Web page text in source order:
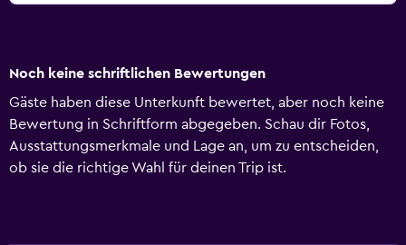
Noch keine schriftlichen Bewertungen
Gäste haben diese Unterkunft bewertet, aber noch keine
Bewertung in Schriftform abgegeben. Schau dir Fotos,
Ausstattungsmerkmale und Lage an, um zu entscheiden,
ob sie die richtige Wahl für deinen Trip ist.